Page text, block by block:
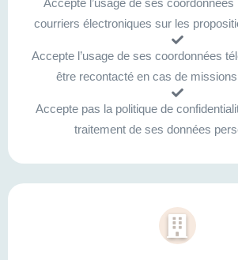
Accepte l’usage de ses coordonnées
courriers électroniques sur les
Accepte l’usage de ses coordonnées
être recontacté en cas de
Accepte pas la politique de
traitement de ses données